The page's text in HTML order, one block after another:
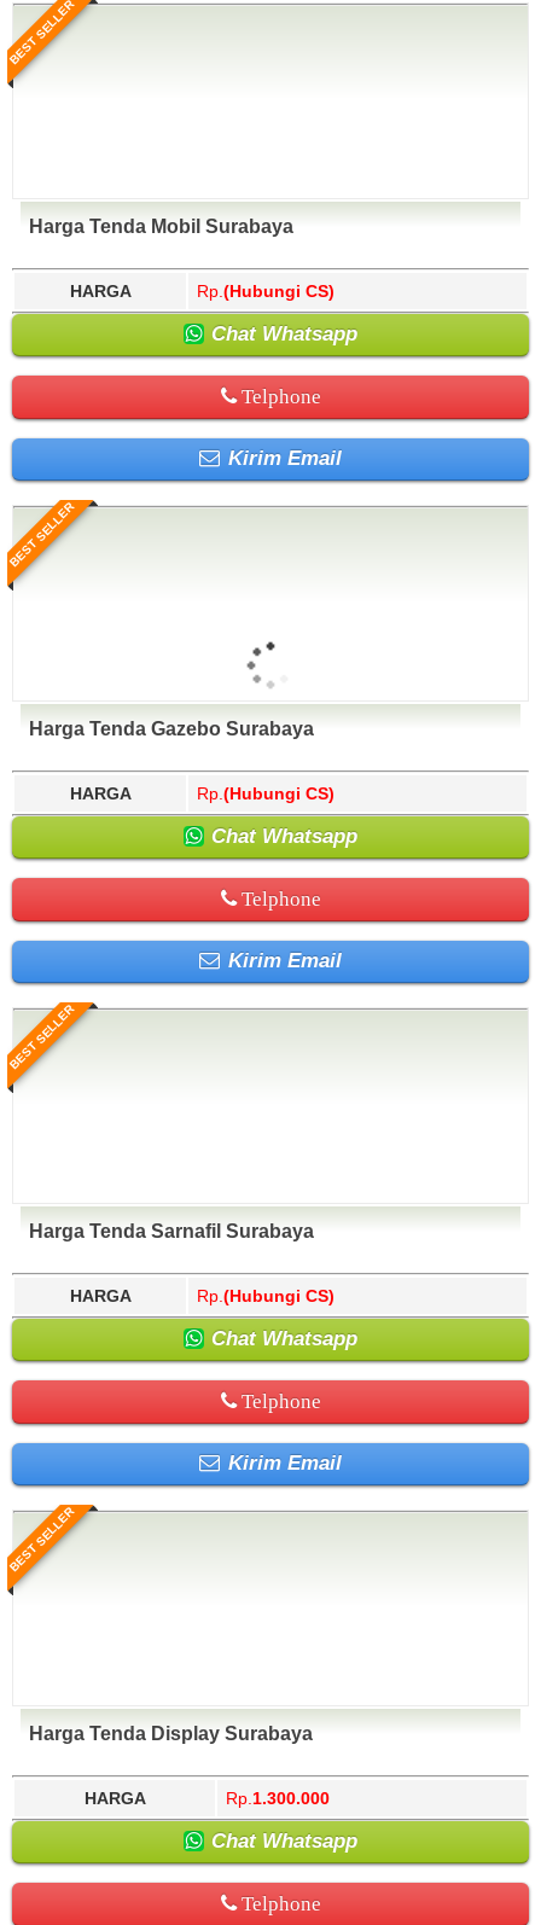
BEST SELLER
Harga Tenda Mobil Surabaya
HARGA Rp. (Hubungi CS)
Chat Whatsapp
Telphone
Kirim Email
BEST SELLER
Harga Tenda Gazebo Surabaya
HARGA Rp. (Hubungi CS)
Chat Whatsapp
Telphone
Kirim Email
BEST SELLER
Harga Tenda Sarnafil Surabaya
HARGA Rp. (Hubungi CS)
Chat Whatsapp
Telphone
Kirim Email
BEST SELLER
Harga Tenda Display Surabaya
HARGA Rp. 1.300.000
Chat Whatsapp
Telphone